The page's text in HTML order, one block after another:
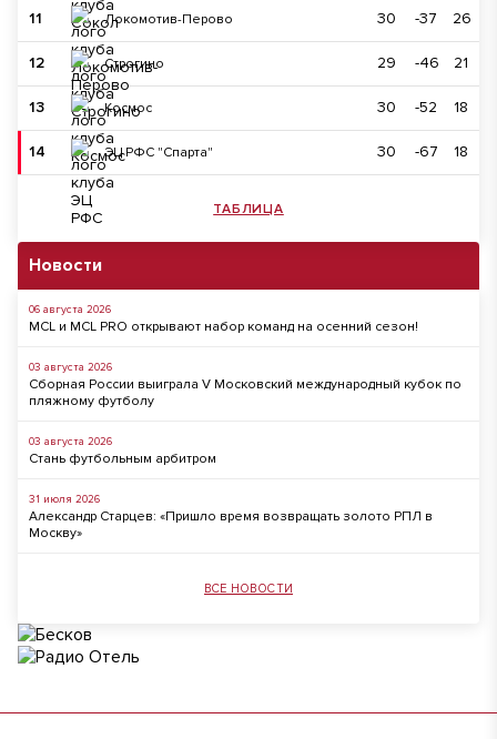
11 Локомотив-Перово 30 -37 26
12 Строгино 29 -46 21
13 Космос 30 -52 18
14 ЭЦ РФС "Спарта" 30 -67 18
ТАБЛИЦА
Новости
06 августа 2026
MCL и MCL PRO открывают набор команд на осенний сезон!
03 августа 2026
Сборная России выиграла V Московский международный кубок по
пляжному футболу
03 августа 2026
Стань футбольным арбитром
31 июля 2026
Александр Старцев: «Пришло время возвращать золото РПЛ в
Москву»
ВСЕ НОВОСТИ